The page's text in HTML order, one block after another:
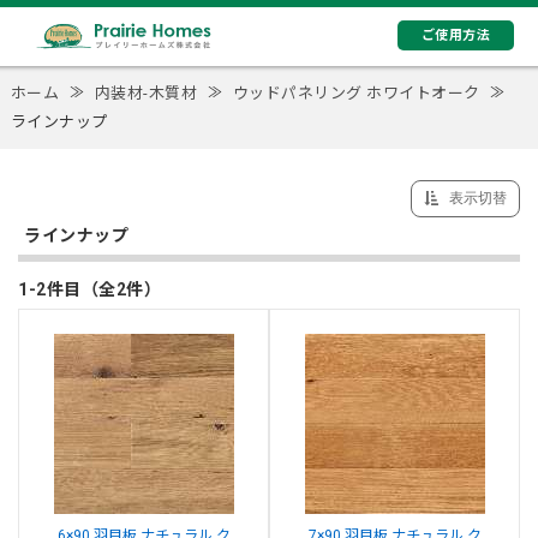
ご使用方法
ホーム ≫ 内装材-木質材 ≫ ウッドパネリング ホワイトオーク ≫
ラインナップ
表示切替
ラインナップ
1-2件目（全2件）